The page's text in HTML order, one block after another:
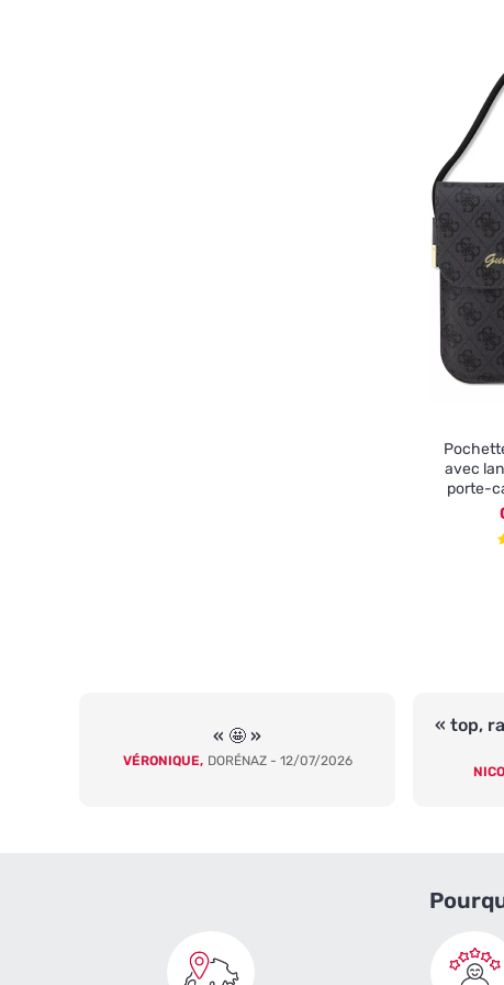
avec
porte-
« 🤩 »
VÉRONIQUE, DORÉNAZ - 12/07/2026
« top,